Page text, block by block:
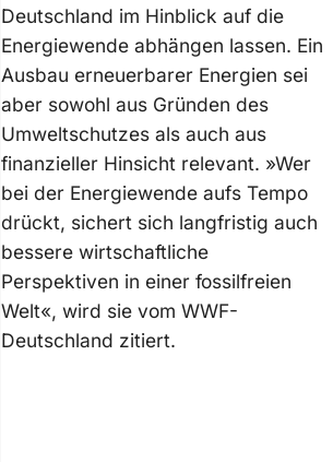
Deutschland im Hinblick auf die
Energiewende abhängen lassen. Ein
Ausbau erneuerbarer Energien sei
aber sowohl aus Gründen des
Umweltschutzes als auch aus
finanzieller Hinsicht relevant. »Wer
bei der Energiewende aufs Tempo
drückt, sichert sich langfristig auch
bessere wirtschaftliche
Perspektiven in einer fossilfreien
Welt«, wird sie vom WWF-
Deutschland zitiert.